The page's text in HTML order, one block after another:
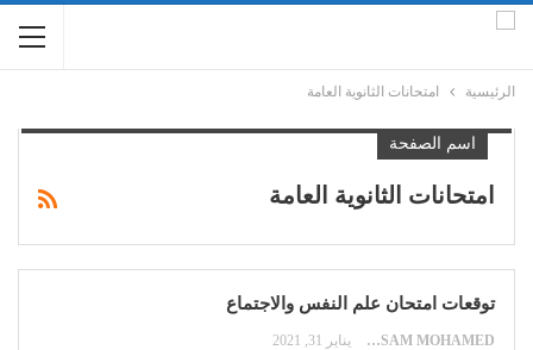
الرئيسية امتحانات الثانوية العامة
اسم الصفحة
امتحانات الثانوية العامة
توقعات امتحان علم النفس والاجتماع
HOSSAM MOHAMED يناير 31, 2021